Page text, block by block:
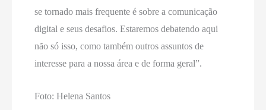
se tornado mais frequente é sobre a comunicação
digital e seus desafios. Estaremos debatendo aqui
não só isso, como também outros assuntos de
interesse para a nossa área e de forma geral”.
Foto: Helena Santos